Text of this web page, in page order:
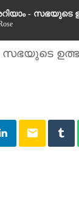
- സഭയുടെ
സഭയുടെ
email